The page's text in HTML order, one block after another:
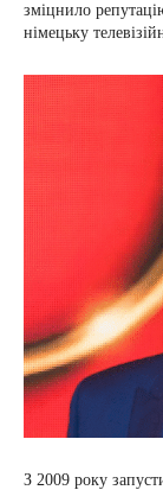
зміцнило
німецьку
З 2009 року